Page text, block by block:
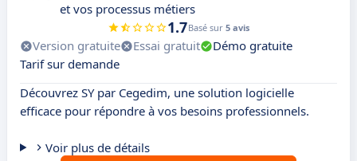
et vos processus métiers
1.7Basé sur 5 avis
Version gratuite Essai gratuit
Démo gratuite
Tarif sur demande
Découvrez SY par Cegedim, une solution logicielle
efficace pour répondre à vos besoins professionnels.
Voir plus de détails